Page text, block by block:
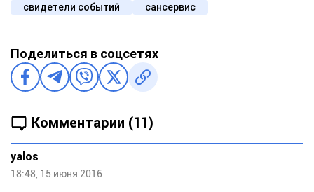
свидетели событий
сансервис
Поделиться в соцсетях
Комментарии (11)
yalos
18:48, 15 июня 2016